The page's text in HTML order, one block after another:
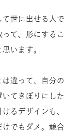
世に出せる人で
て、形にするこ
います。
違って、自分の
てきぼりにした
るデザインも、
でもダメ。競合